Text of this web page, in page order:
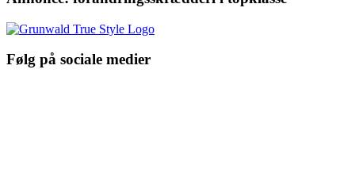
Følg på sociale medier